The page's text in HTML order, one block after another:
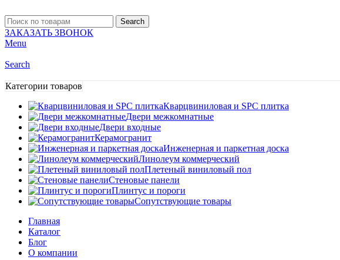
Search
ЗАКАЗАТЬ ЗВОНОК
Menu
Search
Категории товаров
Кварцвиниловая и SPC плитка
Двери межкомнатные
Двери входные
Керамогранит
Инженерная и паркетная доска
Линолеум коммерческий
Плетеный виниловый пол
Стеновые панели
Плинтус и пороги
Сопутствующие товары
Главная
Каталог
Блог
О компании